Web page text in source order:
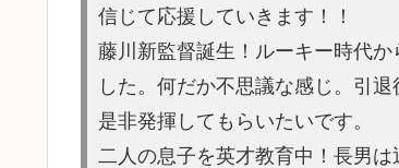
信じて応援していきます！！
藤川新監督誕生！ルーキー時代
した。何だか不思議な感じ。引
是非発揮してもらいたいです。
二人の息子を英才教育中！長男